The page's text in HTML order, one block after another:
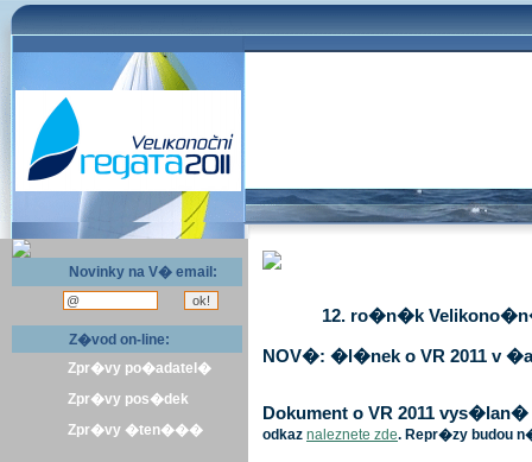
Novinky na V� email:
Z�vod on-line:
Zpr�vy po�adatel�
Zpr�vy pos�dek
Zpr�vy �ten���
12. ro�n�k
NOV�: �l�nek o VR 2011 v
Dokument o VR 2011
odkaz naleznete zde. Repr�zy budou